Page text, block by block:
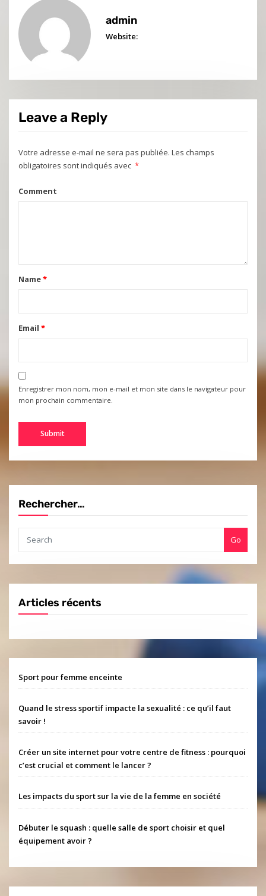
admin
Website:
Leave a Reply
Votre adresse e-mail ne sera pas publiée. Les champs
obligatoires sont indiqués avec *
Comment
Name*
Email *
Enregistrer mon nom, mon e-mail et mon site dans le navigateur pour
mon prochain commentaire.
Rechercher…
Go
Articles récents
Sport pour femme enceinte
Quand le stress sportif impacte la sexualité : ce qu’il faut
savoir !
Créer un site internet pour votre centre de fitness : pourquoi
c’est crucial et comment le lancer ?
Les impacts du sport sur la vie de la femme en société
Débuter le squash : quelle salle de sport choisir et quel
équipement avoir ?